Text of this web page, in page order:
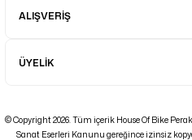
ALIŞVERİŞ
ÜYELİK
© Copyright 2026. Tüm içerik House Of Bike
Sanat Eserleri Kanunu gereğince izinsiz